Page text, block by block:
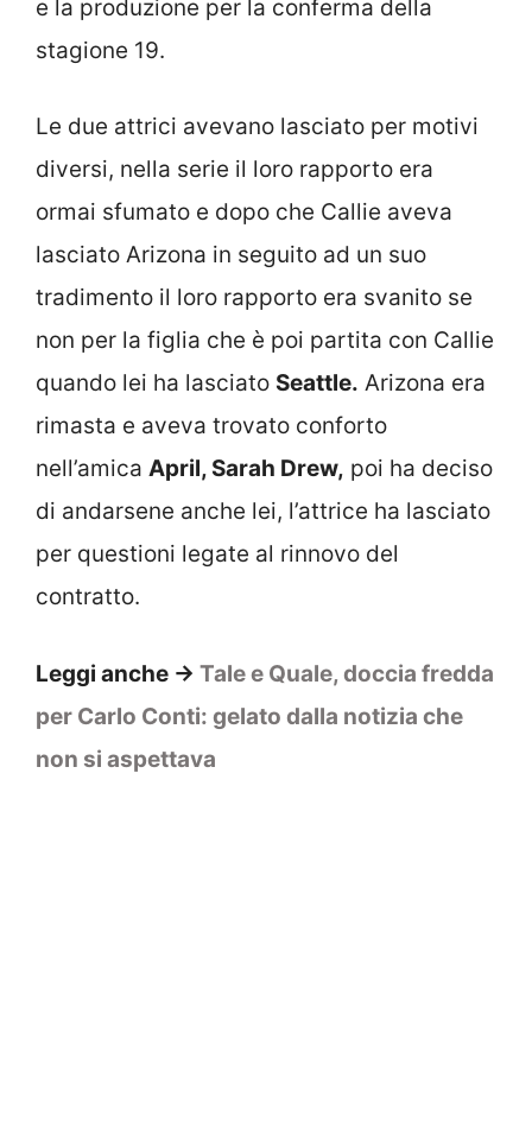
e la produzione per la conferma della
stagione 19.
Le due attrici avevano lasciato per motivi
diversi, nella serie il loro rapporto era
ormai sfumato e dopo che Callie aveva
lasciato Arizona in seguito ad un suo
tradimento il loro rapporto era svanito se
non per la figlia che è poi partita con Callie
quando lei ha lasciato Seattle. Arizona era
rimasta e aveva trovato conforto
nell’amica April, Sarah Drew, poi ha deciso
di andarsene anche lei, l’attrice ha lasciato
per questioni legate al rinnovo del
contratto.
Leggi anche -> Tale e Quale, doccia fredda
per Carlo Conti: gelato dalla notizia che
non si aspettava